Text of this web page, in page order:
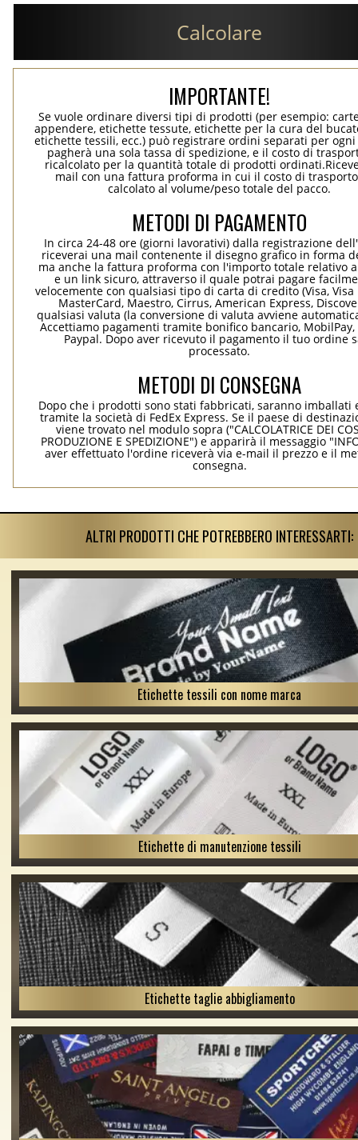
Calcolare
IMPORTANTE!
Se vuole ordinare diversi tipi di prodotti (per esempio:
appendere, etichette tessute, etichette per la cura del
etichette tessili, ecc.) può registrare ordini separati per
pagherà una sola tassa di spedizione, e il costo di
ricalcolato per la quantità totale di prodotti
mail con una fattura proforma in cui il costo di
calcolato al volume/peso totale del pacco.
METODI DI PAGAMENTO
In circa 24-48 ore (giorni lavorativi) dalla registrazione
riceverai una mail contenente il disegno grafico in forma
ma anche la fattura proforma con l'importo totale relativo
e un link sicuro, attraverso il quale potrai pagare
velocemente con qualsiasi tipo di carta di credito (Visa, Visa
MasterCard, Maestro, Cirrus, American Express,
qualsiasi valuta (la conversione di valuta avviene
Accettiamo pagamenti tramite bonifico bancario, MobilPay,
Paypal. Dopo aver ricevuto il pagamento il tuo ordine
processato.
METODI DI CONSEGNA
Dopo che i prodotti sono stati fabbricati, saranno imballati
tramite la società di FedEx Express. Se il paese di
viene trovato nel modulo sopra ("CALCOLATRICE DEI
PRODUZIONE E SPEDIZIONE") e apparirà il messaggio
aver effettuato l'ordine riceverà via e-mail il prezzo e il
consegna.
ALTRI PRODOTTI CHE POTREBBERO INTERESSARTI:
Etichette tessili con nome marca
Etichette di manutenzione tessili
Etichette taglie abbigliamento